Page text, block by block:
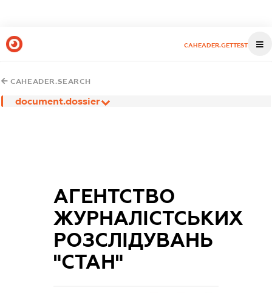
CAHEADER.GETTEST
CAHEADER.SEARCH
document.dossier
АГЕНТСТВО
ЖУРНАЛІСТСЬКИХ
РОЗСЛІДУВАНЬ
"СТАН"